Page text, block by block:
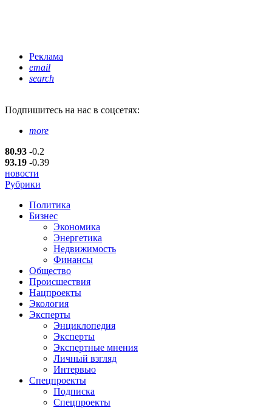
Реклама
email
search
Подпишитесь на нас в соцсетях:
more
80.93 -0.2
93.19 -0.39
новости
Рубрики
Политика
Бизнес
Экономика
Энергетика
Недвижимость
Финансы
Общество
Происшествия
Нацпроекты
Экология
Эксперты
Энциклопедия
Эксперты
Экспертные мнения
Личный взгляд
Интервью
Спецпроекты
Подписка
Спецпроекты